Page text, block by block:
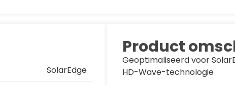
SolarEdge
Product
Geoptimaliseerd voor
HD-Wave-technologie